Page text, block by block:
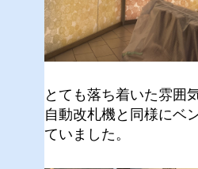
とても落ち着いた雰囲
自動改札機と同様にベ
ていました。